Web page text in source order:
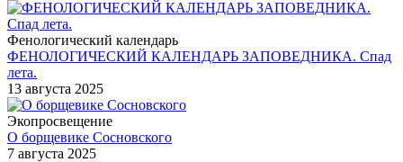
Фенологический календарь
ФЕНОЛОГИЧЕСКИЙ КАЛЕНДАРЬ ЗАПОВЕДНИКА. Спад
лета.
13 августа 2025
Экопросвещение
О борщевике Сосновского
7 августа 2025